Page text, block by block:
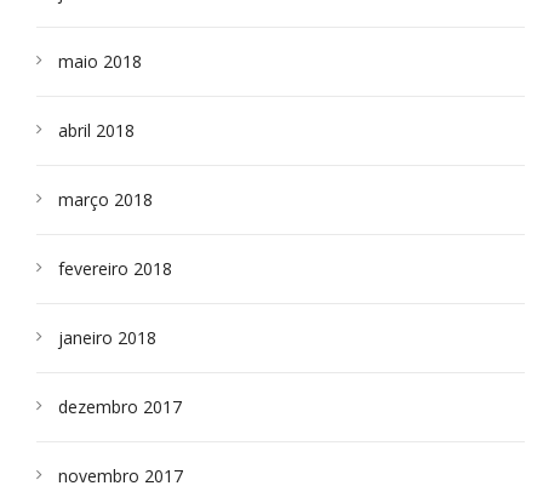
maio 2018
abril 2018
março 2018
fevereiro 2018
janeiro 2018
dezembro 2017
novembro 2017